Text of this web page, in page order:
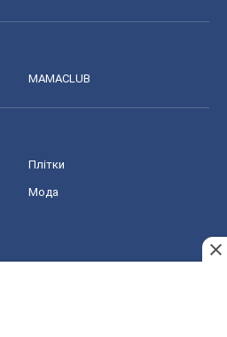
MAMACLUB
Плітки
Мода